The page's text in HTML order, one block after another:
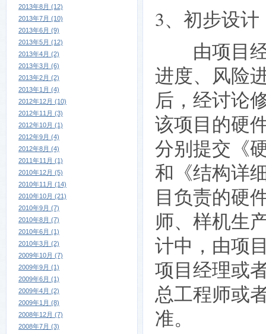
2013年8月 (12)
2013年7月 (10)
2013年6月 (9)
2013年5月 (12)
2013年4月 (2)
2013年3月 (6)
2013年2月 (2)
2013年1月 (4)
2012年12月 (10)
2012年11月 (3)
2012年10月 (1)
2012年9月 (4)
2012年8月 (4)
2011年11月 (1)
2010年12月 (5)
2010年11月 (14)
2010年10月 (21)
2010年9月 (7)
2010年8月 (7)
2010年6月 (1)
2010年3月 (2)
2009年10月 (7)
2009年9月 (1)
2009年6月 (1)
2009年4月 (2)
2009年1月 (8)
2008年12月 (7)
2008年7月 (3)
3、初步设计
由项目经
进度、风险
后，经讨论
该项目的硬
分别提交《
和《结构详
目负责的硬
师、样机生
计中，由项
项目经理或
总工程师或
准。